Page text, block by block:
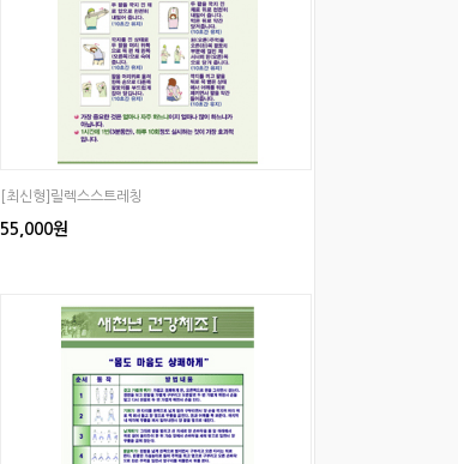
[최신형]릴렉스스트레칭
55,000원